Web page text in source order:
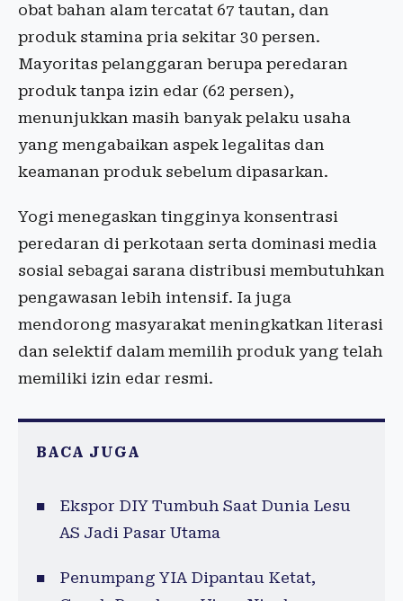
obat bahan alam tercatat 67 tautan, dan
produk stamina pria sekitar 30 persen.
Mayoritas pelanggaran berupa peredaran
produk tanpa izin edar (62 persen),
menunjukkan masih banyak pelaku usaha
yang mengabaikan aspek legalitas dan
keamanan produk sebelum dipasarkan.
Yogi menegaskan tingginya konsentrasi
peredaran di perkotaan serta dominasi media
sosial sebagai sarana distribusi membutuhkan
pengawasan lebih intensif. Ia juga
mendorong masyarakat meningkatkan literasi
dan selektif dalam memilih produk yang telah
memiliki izin edar resmi.
BACA JUGA
Ekspor DIY Tumbuh Saat Dunia Lesu
AS Jadi Pasar Utama
Penumpang YIA Dipantau Ketat,